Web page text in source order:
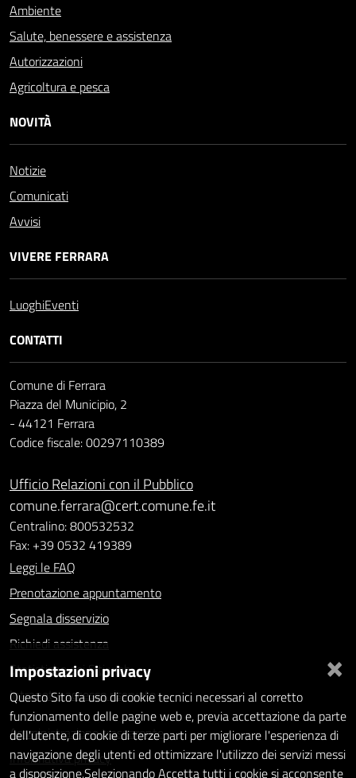
Ambiente
Salute, benessere e assistenza
Autorizzazioni
Agricoltura e pesca
NOVITÀ
Notizie
Comunicati
Avvisi
VIVERE FERRARA
LuoghiEventi
CONTATTI
Comune di Ferrara
Piazza del Municipio, 2
- 44121 Ferrara
Codice fiscale: 00297110389
Ufficio Relazioni con il Pubblico
comune.ferrara@cert.comune.fe.it
Centralino: 800532532
Fax: +39 0532 419389
Leggi le FAQ
Prenotazione appuntamento
Segnala disservizio
Richiedi assistenza
Statistiche dei Siti web
Intranet - accesso riservato
Amministrazione trasparente
Informativa privacy
×
Impostazioni privacy
Questo Sito fa uso di cookie tecnici necessari al corretto
funzionamento delle pagine web e, previa accettazione da parte
dell'utente, di cookie di terze parti per migliorare l'esperienza di
navigazione degli utenti ed ottimizzare l'utilizzo dei servizi messi
a disposizione.Selezionando Accetta tutti i cookie si acconsente